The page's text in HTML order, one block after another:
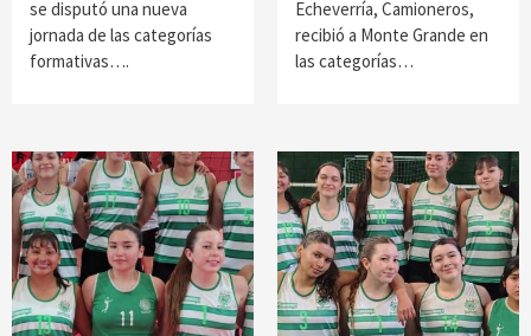
se disputó una nueva
jornada de las categorías
formativas….
Echeverría, Camioneros,
recibió a Monte Grande en
las categorías…